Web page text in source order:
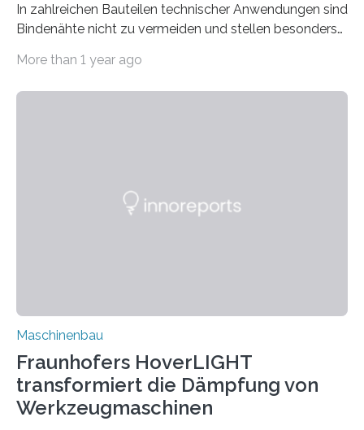
In zahlreichen Bauteilen technischer Anwendungen sind
Bindenähte nicht zu vermeiden und stellen besonders
Matrixmaterials eine große Herausforderung dar.
Durch den verstärkten Einsatz von Rezyklaten
More than 1 year ago
Maschinenbau
Fraunhofers HoverLIGHT
transformiert die Dämpfung von
Werkzeugmaschinen